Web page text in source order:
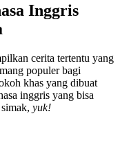
Inggris
cerita tertentu yang
populer bagi
khas yang dibuat
inggris yang bisa
yuk!